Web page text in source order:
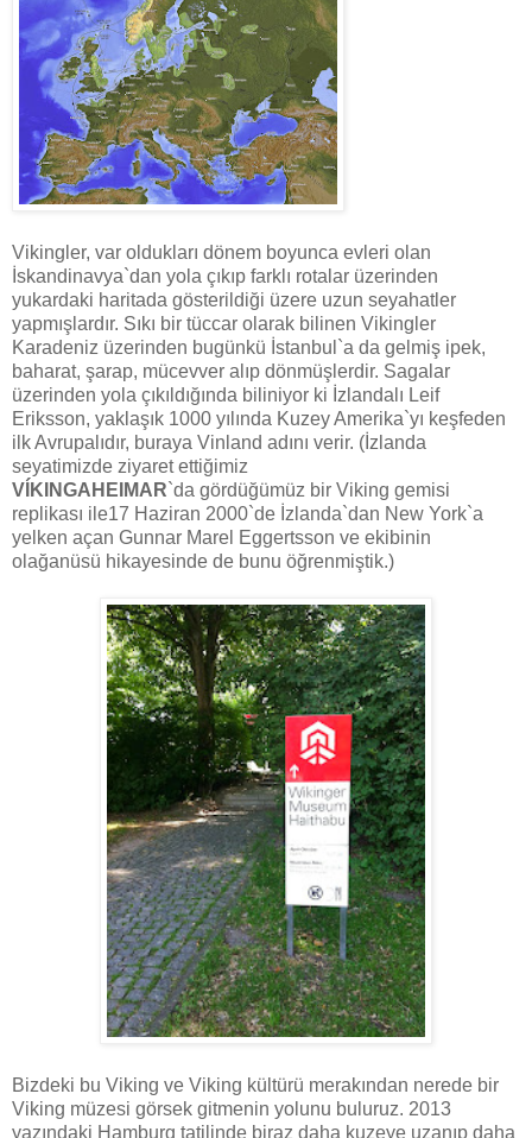
Vikingler, var oldukları dönem boyunca evleri olan
İskandinavya`dan yola çıkıp farklı rotalar üzerinden
yukardaki haritada gösterildiği üzere uzun seyahatler
yapmışlardır. Sıkı bir tüccar olarak bilinen Vikingler
Karadeniz üzerinden bugünkü İstanbul`a da gelmiş ipek,
baharat, şarap, mücevver alıp dönmüşlerdir. Sagalar
üzerinden yola çıkıldığında biliniyor ki İzlandalı Leif
Eriksson, yaklaşık 1000 yılında Kuzey Amerika`yı keşfeden
ilk Avrupalıdır, buraya Vinland adını verir. (İzlanda
seyatimizde ziyaret ettiğimiz
VÍKINGAHEIMAR`da gördüğümüz bir Viking gemisi
replikası ile17 Haziran 2000`de İzlanda`dan New York`a
yelken açan Gunnar Marel Eggertsson ve ekibinin
olağanüsü hikayesinde de bunu öğrenmiştik.)
Bizdeki bu Viking ve Viking kültürü merakından nerede bir
Viking müzesi görsek gitmenin yolunu buluruz. 2013
yazındaki Hamburg tatilinde biraz daha kuzeye uzanıp daha